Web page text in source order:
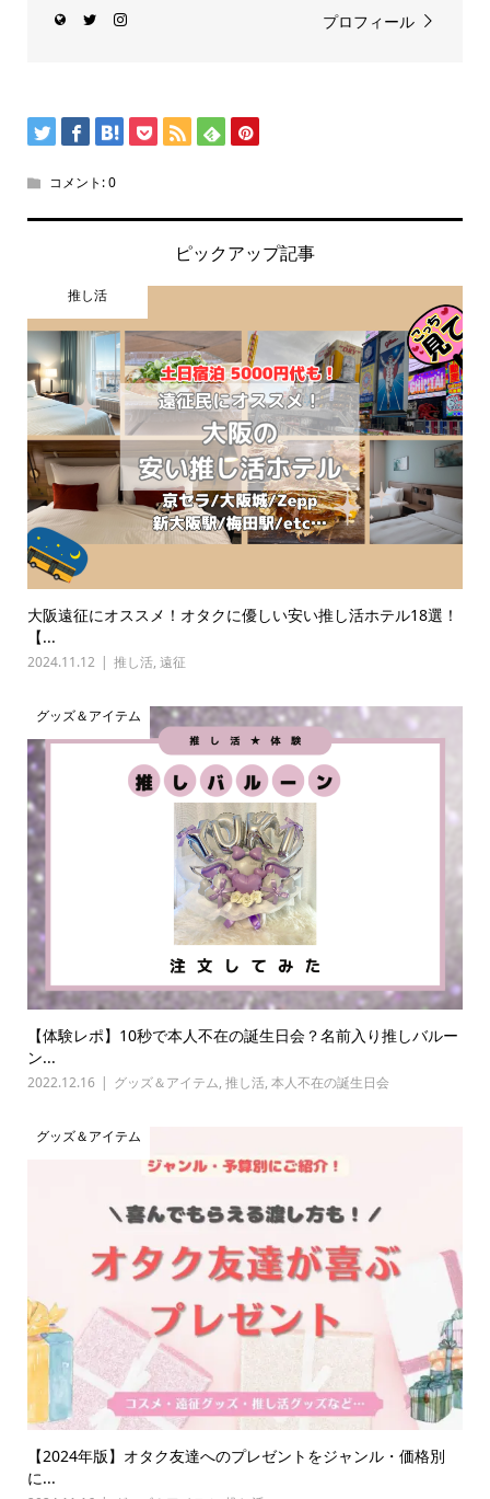
プロフィール
コメント:0
ピックアップ記事
推し活
大阪遠征にオススメ！オタクに優しい安い推し活ホテル18選！
【...
2024.11.12 推し活, 遠征
グッズ＆アイテム
【体験レポ】10秒で本人不在の誕生日会？名前入り推しバルー
ン...
2022.12.16 グッズ＆アイテム, 推し活, 本人不在の誕生日会
グッズ＆アイテム
【2024年版】オタク友達へのプレゼントをジャンル・価格別
に...